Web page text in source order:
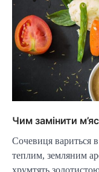
Чим замінити
Сочевиця вариться
теплим, земляним